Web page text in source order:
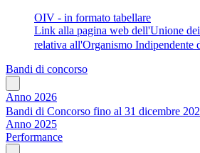
OIV - in formato tabellare
Link alla pagina web dell'Unione
relativa all'Organismo Indipendente
Bandi di concorso
Anno 2026
Bandi di Concorso fino al 31 dicembre
Anno 2025
Performance